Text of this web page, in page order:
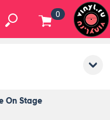
0
On Stage